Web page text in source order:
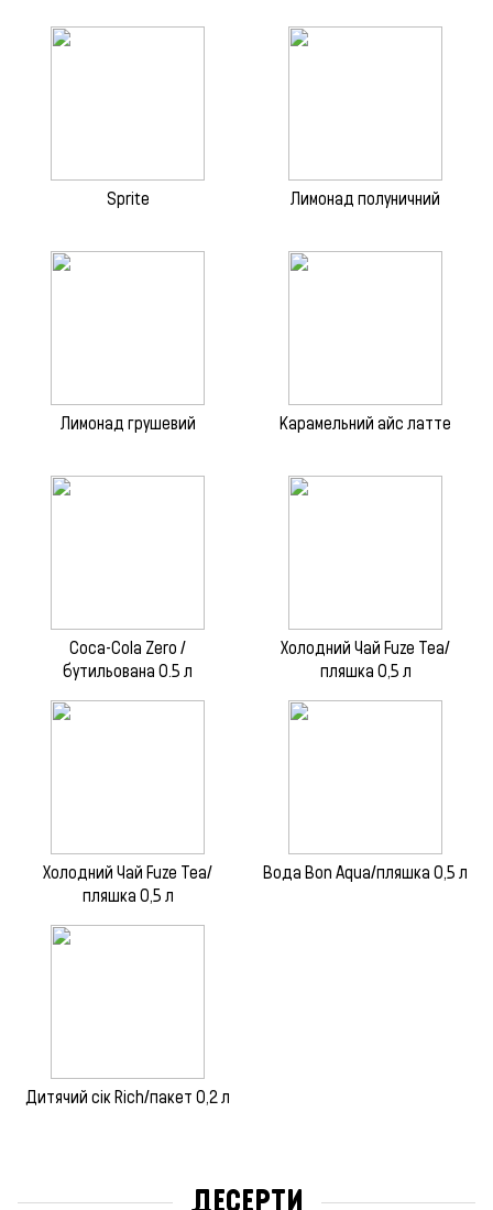
Sprite Лимонад полуничний
Лимонад грушевий Карамельний айс латте
Coca-Cola Zero /
бутильована 0.5 л
Холодний Чай Fuze Tea/
пляшка 0,5 л
Холодний Чай Fuze Tea/
пляшка 0,5 л
Вода Bon Aqua/пляшка 0,5 л
Дитячий сік Rich/пакет 0,2 л
ДЕСЕРТИ